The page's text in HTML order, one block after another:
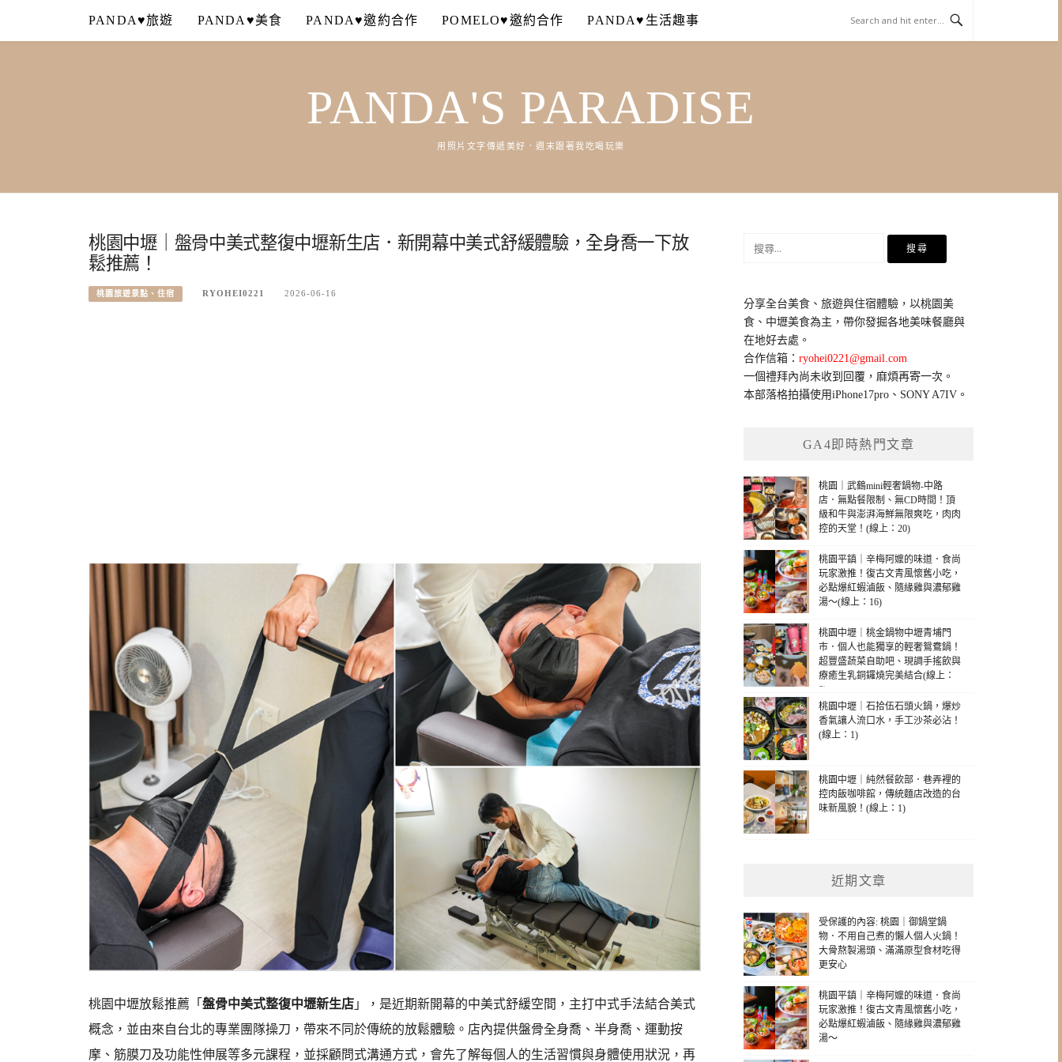
content
PANDA♥旅遊 PANDA♥美食 PANDA♥邀約合作 POMELO♥邀約合作 PANDA♥生活趣事
PANDA'S PARADISE
用照片文字傳遞美好．週末跟著我吃喝玩樂
桃園中壢｜盤骨中美式整復中壢新生店．新開幕中美式舒緩體驗，全身喬一下放
鬆推薦！
桃園旅遊景點、住宿 RYOHEI0221 2026-06-16
桃園中壢放鬆推薦「 盤骨中美式整復中壢新生店 」，是近期新開幕的中美式舒緩空間，主打中式手法結合美式
概念，並由來自台北的專業團隊操刀，帶來不同於傳統的放鬆體驗。店內提供盤骨全身喬、半身喬、運動按
摩、筋膜刀及功能性伸展等多元課程，並採顧問式溝通方式，會先了解每個人的生活習慣與身體使用狀況，再
鍵
字:
分享全台美食、旅遊與住宿體驗，以桃園美
食、中壢美食為主，帶你發掘各地美味餐廳與
在地好去處。
合作信箱：ryohei0221@gmail.com
一個禮拜內尚未收到回覆，麻煩再寄一次。
本部落格拍攝使用iPhone17pro、SONY A7IV。
GA4即時熱門文章
桃園｜武鶴mini輕奢鍋物-中路
店．無點餐限制、無CD時間！頂
級和牛與澎湃海鮮無限爽吃，肉肉
控的天堂！(線上：20)
桃園平鎮｜辛梅阿嬤的味道．食尚
玩家激推！復古文青風懷舊小吃，
必點爆紅蝦滷飯、隨緣雞與濃郁雞
湯～(線上：16)
桃園中壢｜桃金鍋物中壢青埔門
市．個人也能獨享的輕奢鴛鴦鍋！
超豐盛蔬菜自助吧、現調手搖飲與
療癒生乳銅鑼燒完美結合(線上：
8)
桃園中壢｜石拾伍石頭火鍋，爆炒
香氣讓人流口水，手工沙茶必沾！
(線上：1)
桃園中壢｜純然餐飲部．巷弄裡的
控肉飯咖啡館，傳統麵店改造的台
味新風貌！(線上：1)
近期文章
受保護的內容: 桃園｜御鍋堂鍋
物．不用自己煮的懶人個人火鍋！
大骨熬製湯頭、滿滿原型食材吃得
更安心
桃園平鎮｜辛梅阿嬤的味道．食尚
玩家激推！復古文青風懷舊小吃，
必點爆紅蝦滷飯、隨緣雞與濃郁雞
湯～